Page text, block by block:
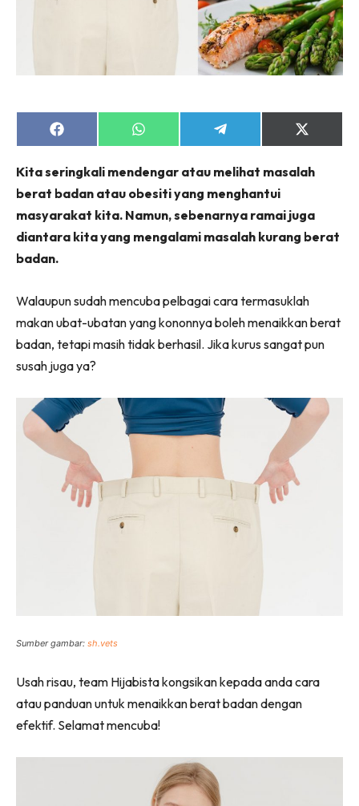
Share
on
Share
on
Share
on
Share
on
(Twitter)
Kita seringkali mendengar atau melihat masalah
berat badan atau obesiti yang menghantui
masyarakat kita. Namun, sebenarnya ramai juga
diantara kita yang mengalami masalah kurang berat
badan.
Walaupun sudah mencuba pelbagai cara termasuklah
makan ubat-ubatan yang kononnya boleh menaikkan berat
badan, tetapi masih tidak berhasil. Jika kurus sangat pun
susah juga ya?
Sumber gambar: sh.vets
Usah risau, team Hijabista kongsikan kepada anda cara
atau panduan untuk menaikkan berat badan dengan
efektif. Selamat mencuba!